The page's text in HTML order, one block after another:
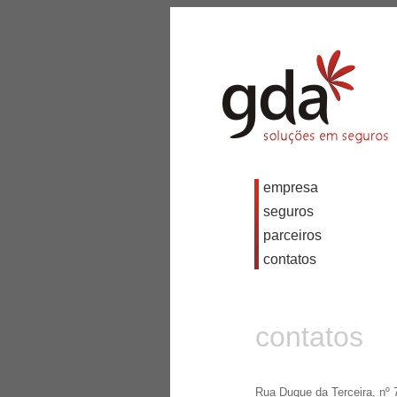
empresa
seguros
parceiros
contatos
contatos
Rua Duque da Terceira, nº